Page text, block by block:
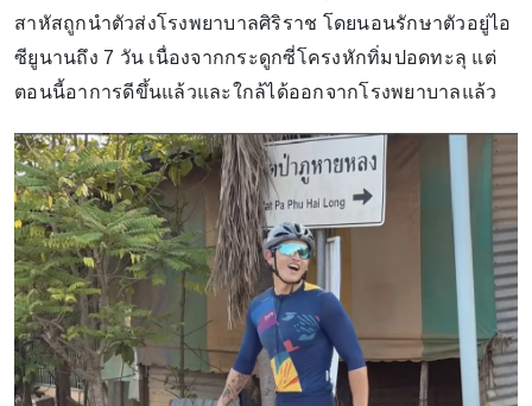
สาหัสถูกนำตัวส่งโรงพยาบาลศิริราช โดยนอนรักษาตัวอยู่ไอ
ซียูนานถึง 7 วัน เนื่องจากกระดูกซี่โครงหักทิ่มปอดทะลุ แต่
ตอนนี้อาการดีขึ้นแล้วและใกล้ได้ออกจากโรงพยาบาลแล้ว